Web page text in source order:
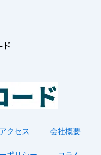
ド
アクセス 会社概要